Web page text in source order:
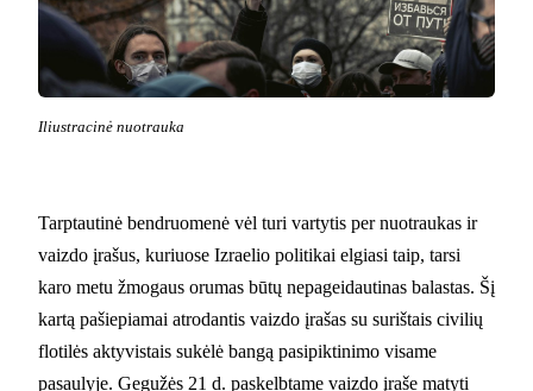
Iliustracinė nuotrauka
Tarptautinė bendruomenė vėl turi vartytis per nuotraukas ir
vaizdo įrašus, kuriuose Izraelio politikai elgiasi taip, tarsi
karo metu žmogaus orumas būtų nepageidautinas balastas. Šį
kartą pašiepiamai atrodantis vaizdo įrašas su surištais civilių
flotilės aktyvistais sukėlė bangą pasipiktinimo visame
pasaulyje. Gegužės 21 d. paskelbtame vaizdo įraše matyti